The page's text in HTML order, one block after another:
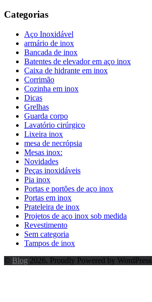
Categorias
Aço Inoxidável
armário de inox
Bancada de inox
Batentes de elevador em aço inox
Caixa de hidrante em inox
Corrimão
Cozinha em inox
Dicas
Grelhas
Guarda corpo
Lavatório cirúrgico
Lixeira inox
mesa de necrópsia
Mesas inox:
Novidades
Peças inoxidáveis
Pia inox
Portas e portões de aço inox
Portas em inox
Prateleira de inox
Projetos de aço inox sob medida
Revestimento
Sem categoria
Tampos de inox
© Blog 2026. Proudly Powered by WordPress